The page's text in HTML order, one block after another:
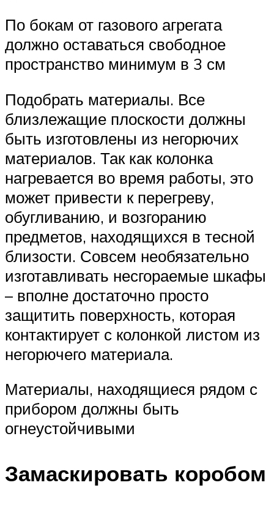
По бокам от газового агрегата
должно оставаться свободное
пространство минимум в 3 см
Подобрать материалы. Все
близлежащие плоскости должны
быть изготовлены из негорючих
материалов. Так как колонка
нагревается во время работы, это
может привести к перегреву,
обугливанию, и возгоранию
предметов, находящихся в тесной
близости. Совсем необязательно
изготавливать несгораемые шкафы
– вполне достаточно просто
защитить поверхность, которая
контактирует с колонкой листом из
негорючего материала.
Материалы, находящиеся рядом с
прибором должны быть
огнеустойчивыми
Замаскировать коробом